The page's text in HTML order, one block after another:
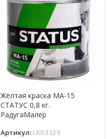
Жёлтая краска МА-15
СТАТУС 0,8 кг.
РадугаМалер
Артикул: LK03329